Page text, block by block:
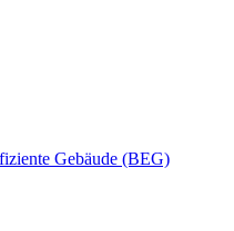
Gebäude (BEG)